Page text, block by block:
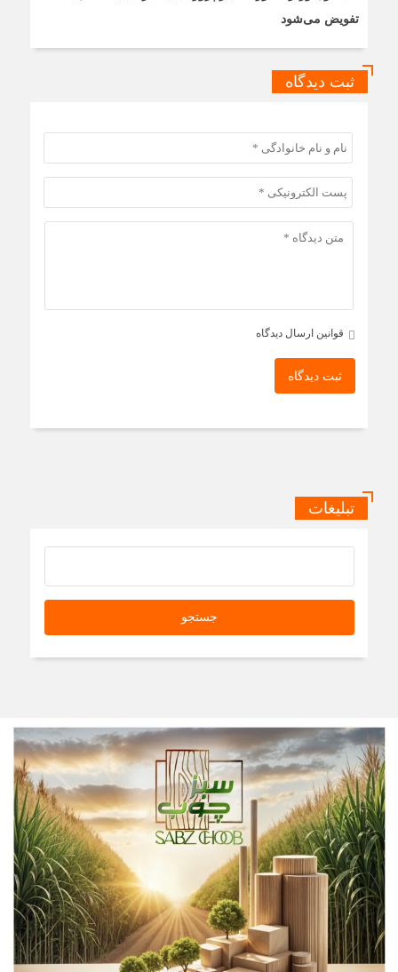
تفویض می‌شود
ثبت دیدگاه
قوانین ارسال دیدگاه
ثبت دیدگاه
تبلیغات